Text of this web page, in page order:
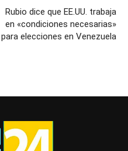
Rubio dice que EE.UU. trabaja
en «condiciones necesarias»
para elecciones en Venezuela